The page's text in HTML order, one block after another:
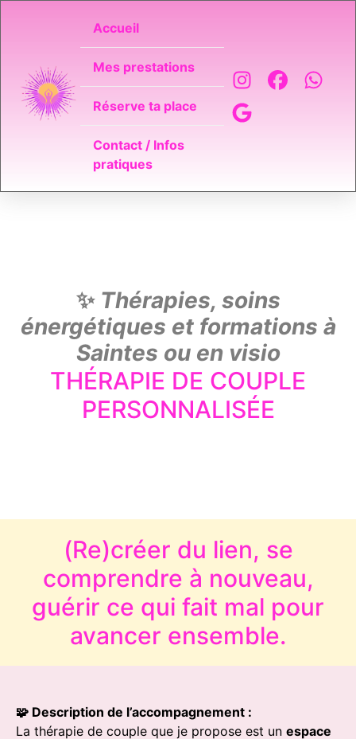
Accueil
Mes prestations
Réserve ta place
Contact / Infos
pratiques
✨ Thérapies, soins
énergétiques et formations à
Saintes ou en visio
THÉRAPIE DE COUPLE
PERSONNALISÉE
(Re)créer du lien, se
comprendre à nouveau,
guérir ce qui fait mal pour
avancer ensemble.
🧩 Description de l’accompagnement :
La thérapie de couple que je propose est un espace